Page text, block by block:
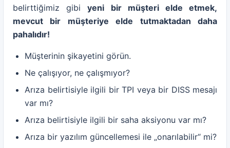
belirttiğimiz gibiyeni bir müşteri elde etmek,
mevcut bir müşteriye elde tutmaktadan daha
pahalıdır!
Müşterinin şikayetini görün.
Ne çalışıyor, ne çalışmıyor?
Arıza belirtisiyle ilgili bir TPI veya bir DISS mesajı
var mı?
Arıza belirtisiyle ilgili bir saha aksiyonu var mı?
Arıza bir yazılım güncellemesi ile „onarılabilir“ mi?